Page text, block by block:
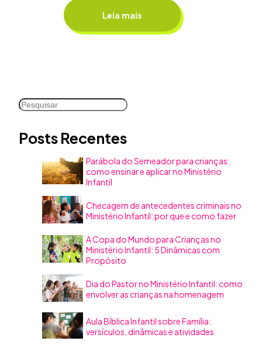
Leia mais
Pesquisar
Posts Recentes
Parábola do Semeador para crianças:
como ensinar e aplicar no Ministério
Infantil
Checagem de antecedentes criminais no
Ministério Infantil: por que e como fazer
A Copa do Mundo para Crianças no
Ministério Infantil: 5 Dinâmicas com
Propósito
Dia do Pastor no Ministério Infantil: como
envolver as crianças na homenagem
Aula Bíblica Infantil sobre Família:
versículos, dinâmicas e atividades